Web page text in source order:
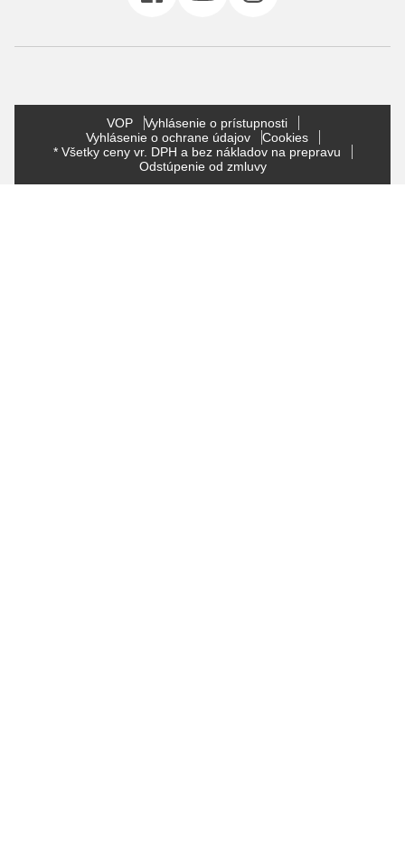
VOP
Vyhlásenie o prístupnosti
Vyhlásenie o ochrane údajov
Cookies
* Všetky ceny vr. DPH a bez nákladov na prepravu
Odstúpenie od zmluvy